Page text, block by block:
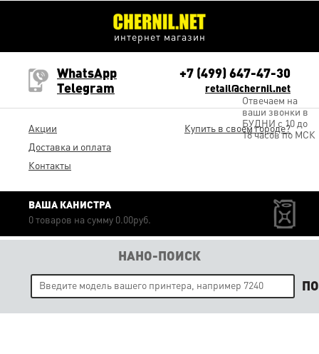
интернет магазин
Акции
Доставка и оплата
Контакты
WhatsApp
Telegram
retail@chernil.net
+7 (499) 647-47-30
Отвечаем на
ваши звонки в
БУДНИ с 10 до
18 часов по МСК
Купить в своем городе?
ВАША КАНИСТРА
0 товаров на сумму 0.00руб.
НАНО-ПОИСК